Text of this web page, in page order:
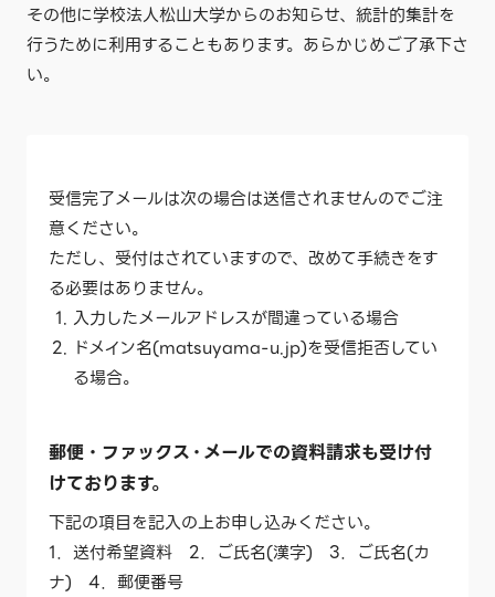
その他に学校法人松山大学からのお知らせ、統計的集計を
行うために利用することもあります。あらかじめご了承下さ
い。
受信完了メールは次の場合は送信されませんのでご注
意ください。
ただし、受付はされていますので、改めて手続きをす
る必要はありません。
入力したメールアドレスが間違っている場合
ドメイン名(matsuyama-u.jp)を受信拒否してい
る場合。
郵便・ファックス・メールでの資料請求も受け付
けております。
下記の項目を記入の上お申し込みください。
1．送付希望資料 2．ご氏名(漢字) 3．ご氏名(カ
ナ) 4．郵便番号